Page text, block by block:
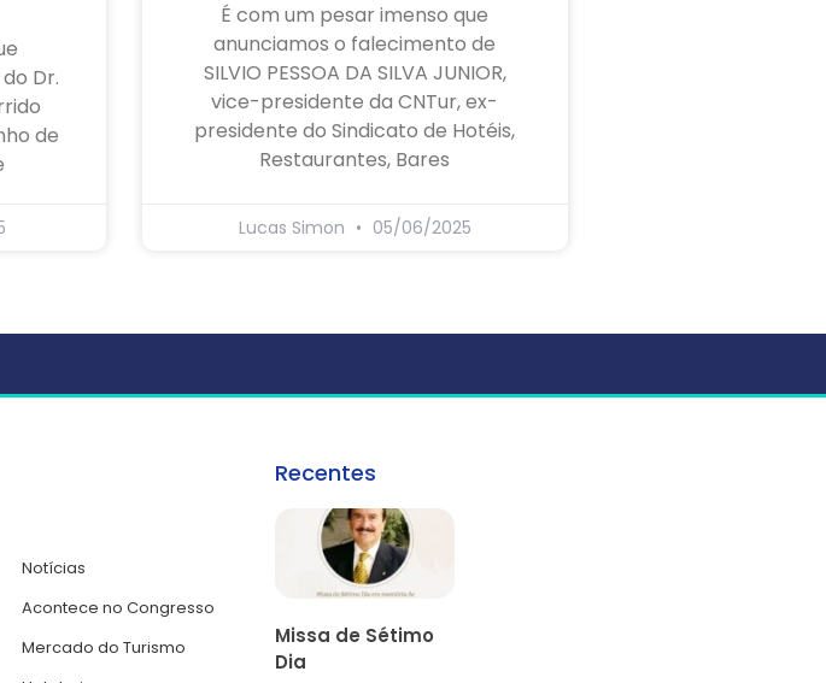
Dr.
de
É com um pesar imenso que
anunciamos o falecimento de
SILVIO PESSOA DA SILVA JUNIOR,
vice-presidente da CNTur, ex-
presidente do Sindicato de Hotéis,
Restaurantes, Bares
Lucas Simon 05/06/2025
Notícias
Acontece no Congresso
Mercado do Turismo
Recentes
Missa de Sétimo
Dia